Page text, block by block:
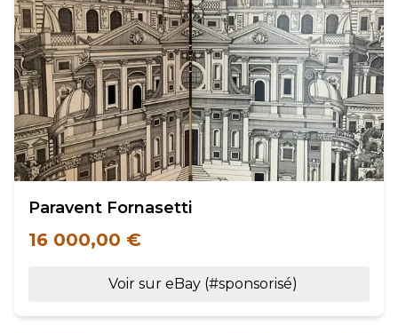
Paravent Fornasetti
16 000,00 €
Voir sur eBay (#sponsorisé)